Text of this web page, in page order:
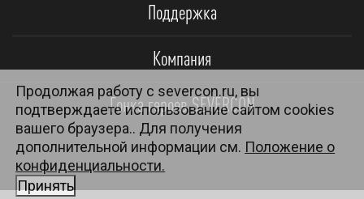
Поддержка
Компания
Гонка героев SEVERCON
Продолжая работу с severcon.ru, вы
подтверждаете использование сайтом cookies
вашего браузера.. Для получения
дополнительной информации см. Положение о
конфиденциальности.
Принять